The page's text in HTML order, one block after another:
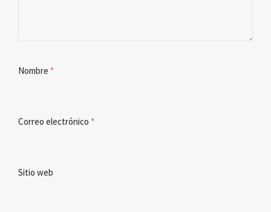
Nombre *
Correo electrónico *
Sitio web